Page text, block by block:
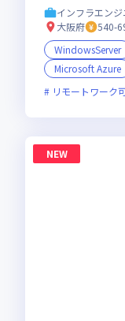
インフラエン
大阪府
540-
WindowsServer
Microsoft Azure
リモートワーク
NEW